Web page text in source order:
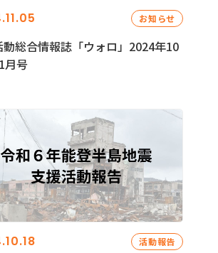
お知らせ
動総合情報誌「ウォロ」2024年10
月号
活動報告